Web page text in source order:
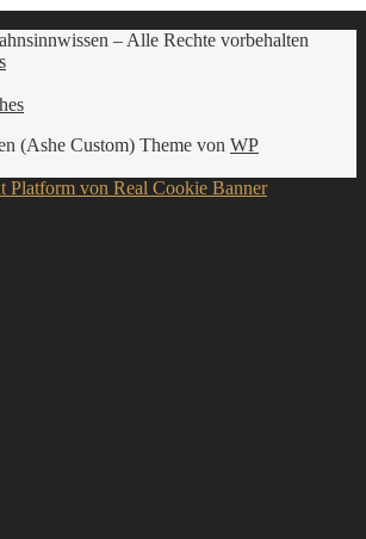
– Alle Rechte vorbehalten
(Ashe Custom) Theme von WP
Platform von Real Cookie Banner